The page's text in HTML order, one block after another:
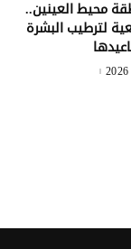
محيط العينين..
لترطيب البشرة